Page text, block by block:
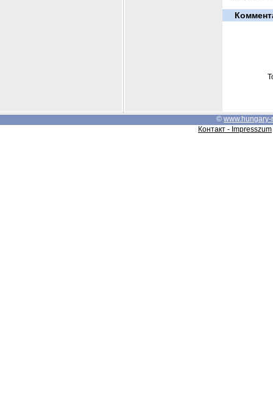
© www.hungary-
Контакт - Impresszum